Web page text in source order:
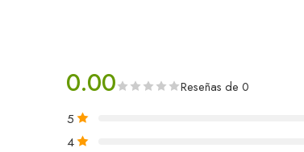
0.00 Reseñas de 0
5
4